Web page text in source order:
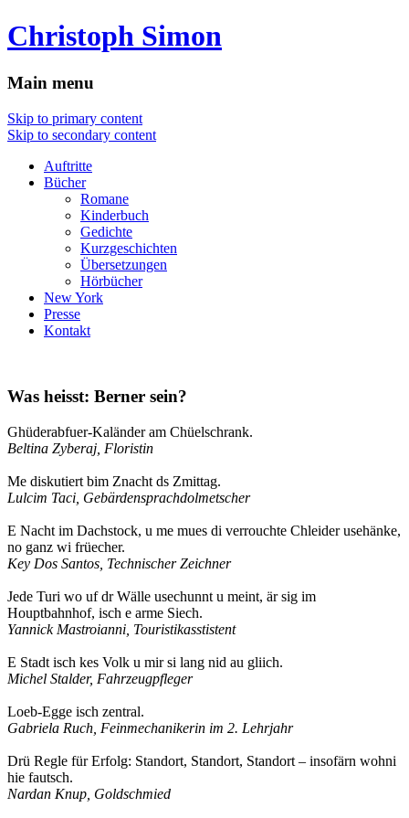
Christoph Simon
Main menu
Skip to primary content
Skip to secondary content
Auftritte
Bücher
Romane
Kinderbuch
Gedichte
Kurzgeschichten
Übersetzungen
Hörbücher
New York
Presse
Kontakt
Was heisst: Berner sein?
Ghüderabfuer-Kaländer am Chüelschrank.
Beltina Zyberaj, Floristin
Me diskutiert bim Znacht ds Zmittag.
Lulcim Taci, Gebärdensprachdolmetscher
E Nacht im Dachstock, u me mues di verrouchte Chleider usehänke,
no ganz wi früecher.
Key Dos Santos, Technischer Zeichner
Jede Turi wo uf dr Wälle usechunnt u meint, är sig im
Houptbahnhof, isch e arme Siech.
Yannick Mastroianni, Touristikasstistent
E Stadt isch kes Volk u mir si lang nid au gliich.
Michel Stalder, Fahrzeugpfleger
Loeb-Egge isch zentral.
Gabriela Ruch, Feinmechanikerin im 2. Lehrjahr
Drü Regle für Erfolg: Standort, Standort, Standort – insofärn wohni
hie fautsch.
Nardan Knup, Goldschmied